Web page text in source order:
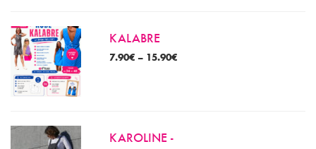
KALABRE
7.90€ – 15.90€
KAROLINE -